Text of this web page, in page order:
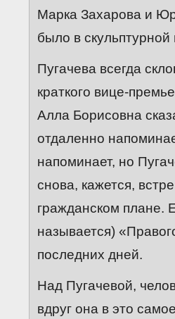
Марка Захарова и
было в
Пугачева всегда
краткого вице-
Алла Борисовна
отдаленно
напоминает, но
снова, кажется,
гражданском плане.
называется)
последних дней.
Над Пугачевой,
вдруг она в это